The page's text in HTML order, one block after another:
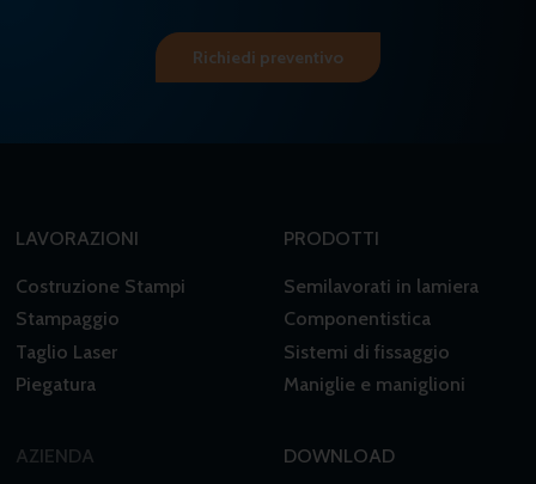
Richiedi preventivo
LAVORAZIONI
Costruzione Stampi
Stampaggio
Taglio Laser
Piegatura
PRODOTTI
Semilavorati in lamiera
Componentistica
Sistemi di fissaggio
Maniglie e maniglioni
AZIENDA DOWNLOAD